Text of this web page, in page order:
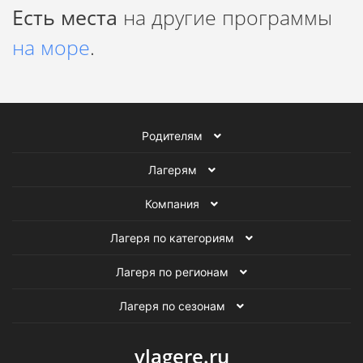
Есть места на другие программы
на море.
Родителям
Лагерям
Компания
Лагеря по категориям
Лагеря по регионам
Лагеря по сезонам
vlagere.ru